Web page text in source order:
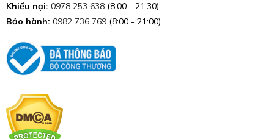
Khiếu nại: 0978 253 638 (8:00 - 21:30)
Bảo hành: 0982 736 769 (8:00 - 21:00)